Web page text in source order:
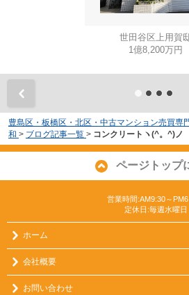
世田谷区上用賀
1億8,200万円
豊島区・板橋区・北区・中古マンション売買専
和 > ブログ記事一覧 > コンクリートヽ(^。^)ノ
ページトップ
営業時間:AM9:30～
定休日:毎週水曜日
ホーム
会社概要
お問い合わせ